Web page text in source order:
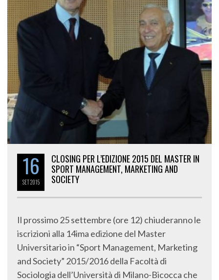
16
SET2015
CLOSING PER L’EDIZIONE 2015 DEL MASTER IN
SPORT MANAGEMENT, MARKETING AND
SOCIETY
Il prossimo 25 settembre (ore 12) chiuderanno le
iscrizioni alla 14ima edizione del Master
Universitario in “Sport Management, Marketing
and Society” 2015/2016 della Facoltà di
Sociologia dell’Università di Milano-Bicocca che